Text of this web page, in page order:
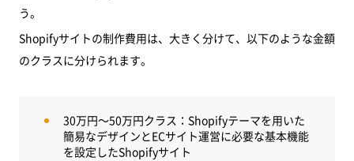
う。
Shopifyサイトの制作費用は、大きく分けて、以下のような金額
のクラスに分けられます。
30万円～50万円クラス：Shopifyテーマを用いた
簡易なデザインとECサイト運営に必要な基本機能
を設定したShopifyサイト